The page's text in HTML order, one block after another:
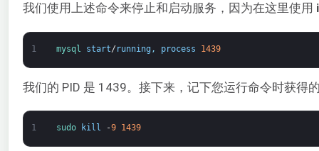
我们使用上述命令来停止和启动服务，因为在这里使用
1 mysql start/ running , process 1439
我们的 PID 是 1439。接下来，记下您运行命令时获得
1 sudo kill -9 1439